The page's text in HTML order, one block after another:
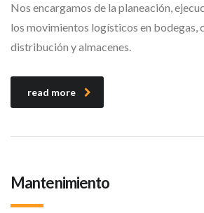
Nos encargamos de la planeación,
los movimientos logísticos en bodegas,
distribución y almacenes.
read more
Mantenimiento